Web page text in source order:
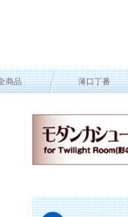
商品 薄口丁番